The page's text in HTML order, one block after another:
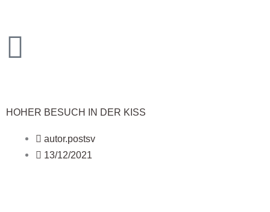
springen
HOHER BESUCH IN DER KISS
autor.postsv
13/12/2021